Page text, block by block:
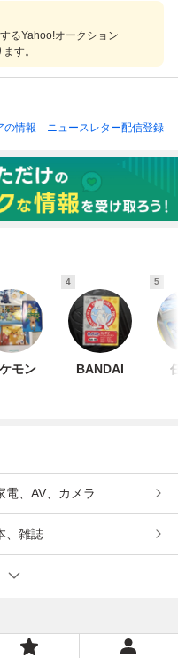
るYahoo!オークション
す。
の情報
ニュースレター配信登録
モン
4
BANDAI
5
電、AV、カメラ
、雑誌